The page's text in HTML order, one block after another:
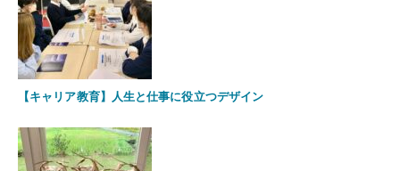
【キャリア教育】人生と仕事に役立つデザイン